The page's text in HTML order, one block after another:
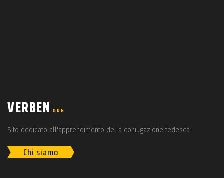
VERBEN.ORG
Sito dedicato all'apprendimento della coniugazione tedesca
Chi siamo